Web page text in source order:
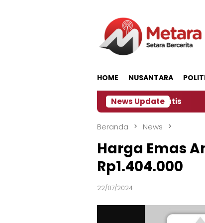
HOME NUSANTARA
News Update
Siapkan Kopi dan Pijat Gratis Jember
Beranda News
Harga Emas
Rp1.404.000
22/07/2024